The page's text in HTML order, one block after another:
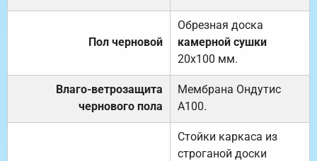
Пол черновой
Обрезная доска
камерной сушки
20х100 мм.
Влаго-ветрозащита
чернового пола
Мембрана Ондутис
А100.
Стойки каркаса из
строганой доски